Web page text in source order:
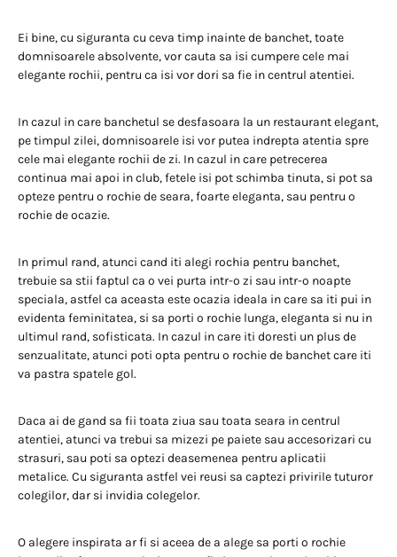
Ei bine, cu siguranta cu ceva timp inainte de banchet, toate
domnisoarele absolvente, vor cauta sa isi cumpere cele mai
elegante rochii, pentru ca isi vor dori sa fie in centrul atentiei.
In cazul in care banchetul se desfasoara la un restaurant elegant,
pe timpul zilei, domnisoarele isi vor putea indrepta atentia spre
cele mai elegante rochii de zi. In cazul in care petrecerea
continua mai apoi in club, fetele isi pot schimba tinuta, si pot sa
opteze pentru o rochie de seara, foarte eleganta, sau pentru o
rochie de ocazie.
In primul rand, atunci cand iti alegi rochia pentru banchet,
trebuie sa stii faptul ca o vei purta intr-o zi sau intr-o noapte
speciala, astfel ca aceasta este ocazia ideala in care sa iti pui in
evidenta feminitatea, si sa porti o rochie lunga, eleganta si nu in
ultimul rand, sofisticata. In cazul in care iti doresti un plus de
senzualitate, atunci poti opta pentru o rochie de banchet care iti
va pastra spatele gol.
Daca ai de gand sa fii toata ziua sau toata seara in centrul
atentiei, atunci va trebui sa mizezi pe paiete sau accesorizari cu
strasuri, sau poti sa optezi deasemenea pentru aplicatii
metalice. Cu siguranta astfel vei reusi sa captezi privirile tuturor
colegilor, dar si invidia colegelor.
O alegere inspirata ar fi si aceea de a alege sa porti o rochie